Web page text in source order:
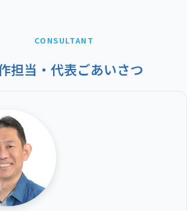
CONSULTANT
担当・代表ごあいさつ